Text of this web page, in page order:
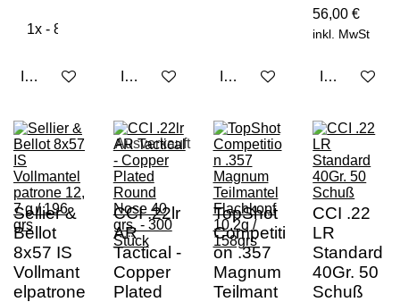
In den WarenkorbIn den WarenkorbIn den Warenkorb
56,00 €
inkl. MwSt
In den
Sellier &
Bellot
8x57 IS
Vollmant
elpatrone
Ausverkauft
CCI .22lr
AR
Tactical -
Copper
Plated
TopShot
Competiti
on .357
Magnum
Teilmant
CCI .22
LR
Standard
40Gr. 50
Schuß